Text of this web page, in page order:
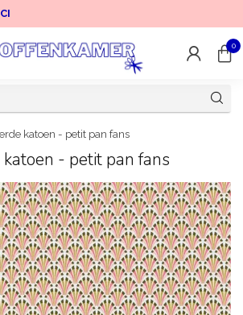
0
katoen - petit pan fans
- petit pan fans